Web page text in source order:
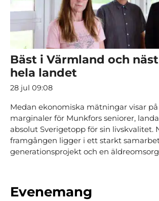
Bäst i Värmland och
hela landet
28 jul 09:08
Medan ekonomiska mätningar visar
marginaler för Munkfors seniorer,
absolut Sverigetopp för sin livskvalitet.
framgången ligger i ett starkt
generationsprojekt och en
Evenemang